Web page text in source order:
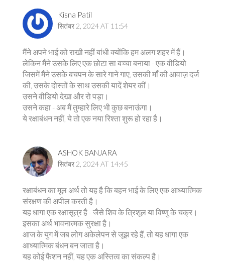
Kisna Patil
सितंबर 2, 2024 AT 11:54
मैंने अपने भाई को राखी नहीं बांधी क्योंकि हम अलग शहर में हैं।
लेकिन मैंने उसके लिए एक छोटा सा बच्चा बनाया - एक वीडियो
जिसमें मैंने उसके बचपन के सारे गाने गाए, उसकी माँ की आवाज़ दर्ज
की, उसके दोस्तों के साथ उसकी यादें शेयर कीं।
उसने वीडियो देखा और रो पड़ा।
उसने कहा - अब मैं तुम्हारे लिए भी कुछ बनाऊंगा।
ये रक्षाबंधन नहीं, ये तो एक नया रिश्ता शुरू हो रहा है।
ASHOK BANJARA
सितंबर 2, 2024 AT 14:45
रक्षाबंधन का मूल अर्थ तो यह है कि बहन भाई के लिए एक आध्यात्मिक
संरक्षण की अपील करती है।
यह धागा एक रक्षासूत्र है - जैसे शिव के त्रिशूल या विष्णु के चक्र।
इसका अर्थ भावनात्मक सुरक्षा है।
आज के युग में जब लोग अकेलेपन से जूझ रहे हैं, तो यह धागा एक
आध्यात्मिक बंधन बन जाता है।
यह कोई फैशन नहीं, यह एक अस्तित्व का संकल्प है।